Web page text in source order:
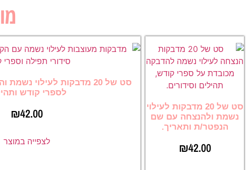
סט של 20 מדבקות לעילוי
נשמת ולהנצחה עם שם
הנפטר/ת ותאריך.
₪42.00
סט של 20 מדבקות לעילוי
לספרי קודש
₪42.00
לצפייה במוצר